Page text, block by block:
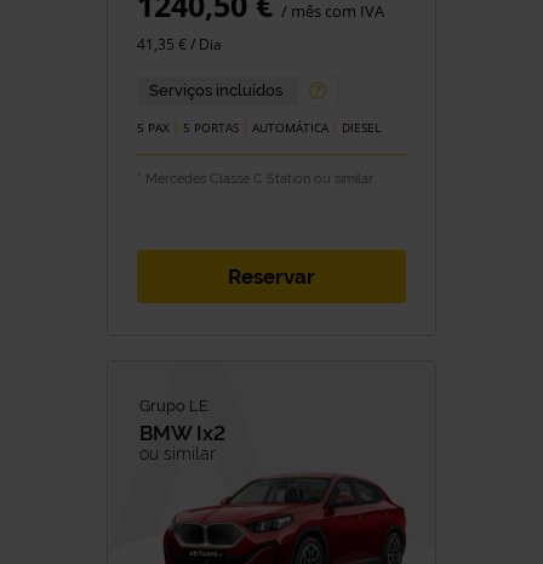
/ mês com IVA
41,35 € / Dia
Serviços incluídos
5 PAX 5 PORTAS AUTOMÁTICA DIESEL
* Mercedes Classe C Station ou similar
Reservar
Grupo LE
BMW Ix2
ou similar